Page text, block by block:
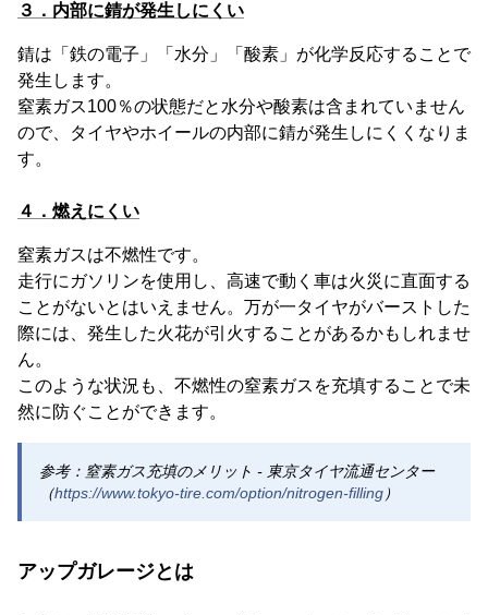
３．内部に錆が発生しにくい
錆は「鉄の電子」「水分」「酸素」が化学反応することで
発生します。
窒素ガス100％の状態だと水分や酸素は含まれていません
ので、タイヤやホイールの内部に錆が発生しにくくなりま
す。
４．燃えにくい
窒素ガスは不燃性です。
走行にガソリンを使用し、高速で動く車は火災に直面する
ことがないとはいえません。万が一タイヤがバーストした
際には、発生した火花が引火することがあるかもしれませ
ん。
このような状況も、不燃性の窒素ガスを充填することで未
然に防ぐことができます。
参考：窒素ガス充填のメリット - 東京タイヤ流通センター
（https://www.tokyo-tire.com/option/nitrogen-filling ）
アップガレージとは